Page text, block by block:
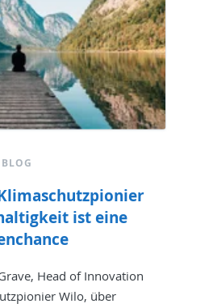
BLOG
ist eine
Head of Innovation
Wilo, über